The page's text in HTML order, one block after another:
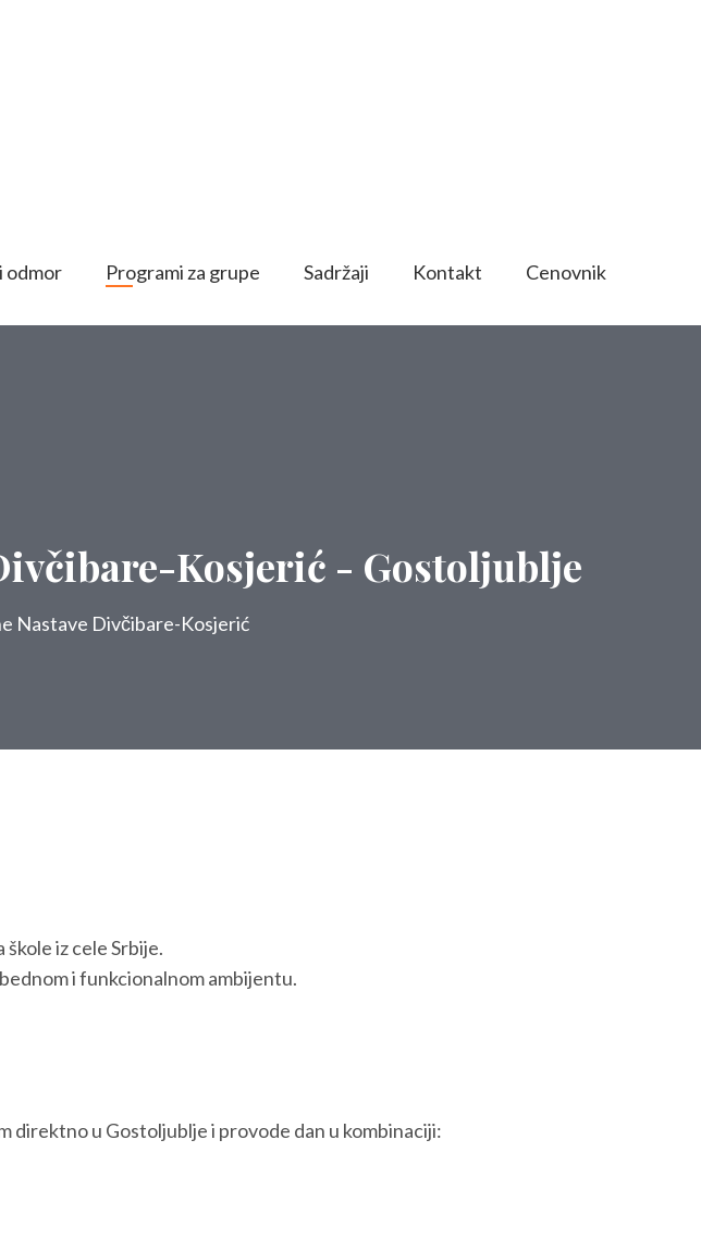
odmor Programi za grupe Sadržaji Kontakt Cenovnik
Kosjerić - Gostoljublje
Nastave Divčibare-Kosjerić
iz cele Srbije.
i funkcionalnom ambijentu.
direktno u Gostoljublje i provode dan u kombinaciji: